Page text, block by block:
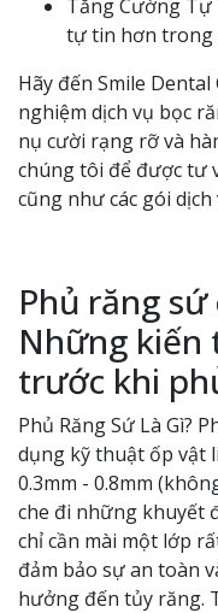
Tăng Cường Tự
tự tin hơn trong
Hãy đến Smile
nghiệm dịch vụ bọc
nụ cười rạng rỡ và
chúng tôi để được tư
cũng như các gói
Phủ răng
Những kiến
trước khi
Phủ Răng Sứ Là Gì?
dụng kỹ thuật ốp vật
0.3mm - 0.8mm
che đi những khuyết
chỉ cần mài một lớp
đảm bảo sự an toàn
hưởng đến tủy răng.